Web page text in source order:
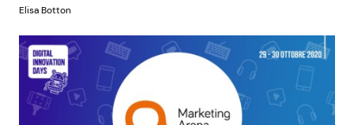
Elisa Botton